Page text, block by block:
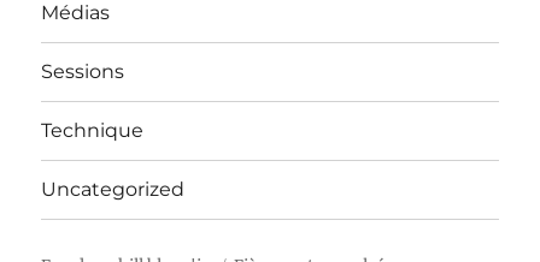
Médias
Sessions
Technique
Uncategorized